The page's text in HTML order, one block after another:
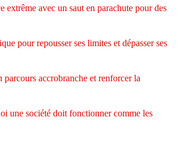
extrême avec un saut en parachute pour des
pour repousser ses limites et dépasser ses
parcours accrobranche et renforcer la
une société doit fonctionner comme les